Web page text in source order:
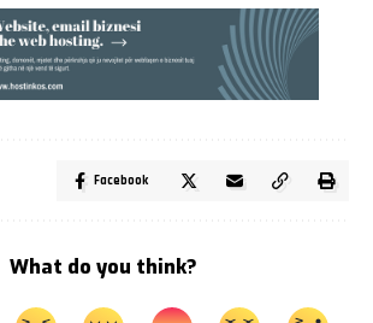
Facebook
What do you think?